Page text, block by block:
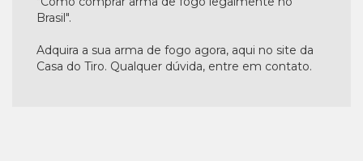
Brasil".
Adquira a sua arma de fogo agora, aqui no site da
Casa do Tiro. Qualquer dúvida, entre em contato.